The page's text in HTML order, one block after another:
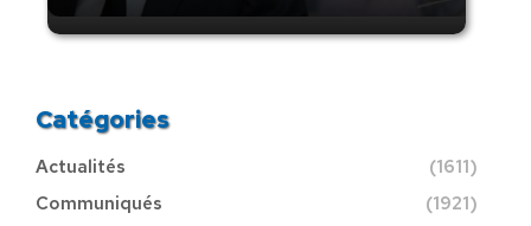
Catégories
Actualités
(1611)
Communiqués
(1921)